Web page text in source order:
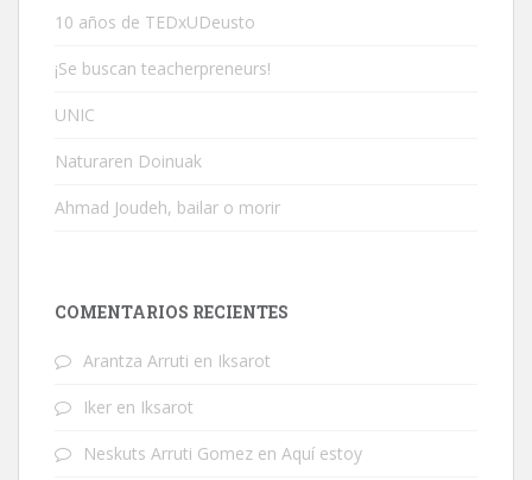
10 años de TEDxUDeusto
¡Se buscan teacherpreneurs!
UNIC
Naturaren Doinuak
Ahmad Joudeh, bailar o morir
COMENTARIOS RECIENTES
Arantza Arruti en Iksarot
Iker en Iksarot
Neskuts Arruti Gomez en Aquí estoy